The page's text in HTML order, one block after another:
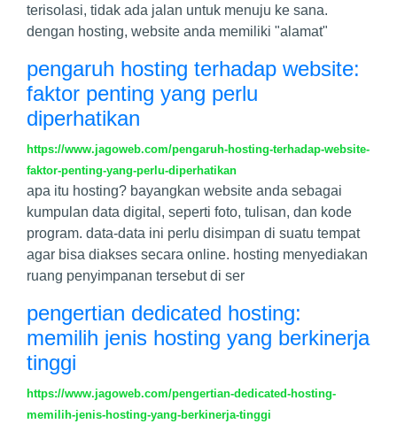
terisolasi, tidak ada jalan untuk menuju ke sana.
dengan hosting, website anda memiliki "alamat"
pengaruh hosting terhadap website:
faktor penting yang perlu
diperhatikan
https://www.jagoweb.com/pengaruh-hosting-terhadap-website-
faktor-penting-yang-perlu-diperhatikan
apa itu hosting? bayangkan website anda sebagai
kumpulan data digital, seperti foto, tulisan, dan kode
program. data-data ini perlu disimpan di suatu tempat
agar bisa diakses secara online. hosting menyediakan
ruang penyimpanan tersebut di ser
pengertian dedicated hosting:
memilih jenis hosting yang berkinerja
tinggi
https://www.jagoweb.com/pengertian-dedicated-hosting-
memilih-jenis-hosting-yang-berkinerja-tinggi